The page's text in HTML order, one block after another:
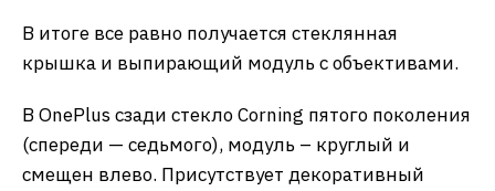
В итоге все равно получается стеклянная
крышка и выпирающий модуль с объективами.
В OnePlus сзади стекло Corning пятого поколения
(спереди — седьмого), модуль – круглый и
смещен влево. Присутствует декоративный